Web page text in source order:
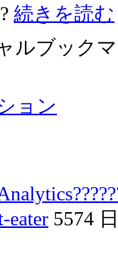
続きを読む
ルブック
ョン
eater 5574